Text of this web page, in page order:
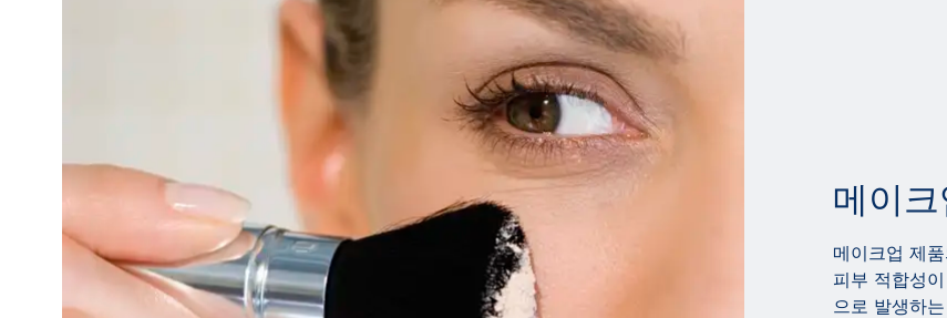
메이크
메이크업 제
피부 적합성
으로 발생하